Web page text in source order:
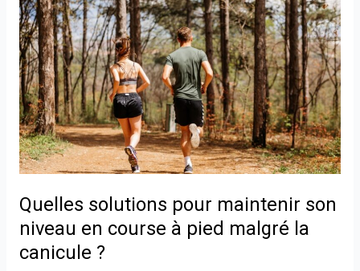
Quelles solutions pour maintenir son
niveau en course à pied malgré la
canicule ?
solutions
pour
maintenir
son
niveau
en
course
à
malgré
la
canicule
?